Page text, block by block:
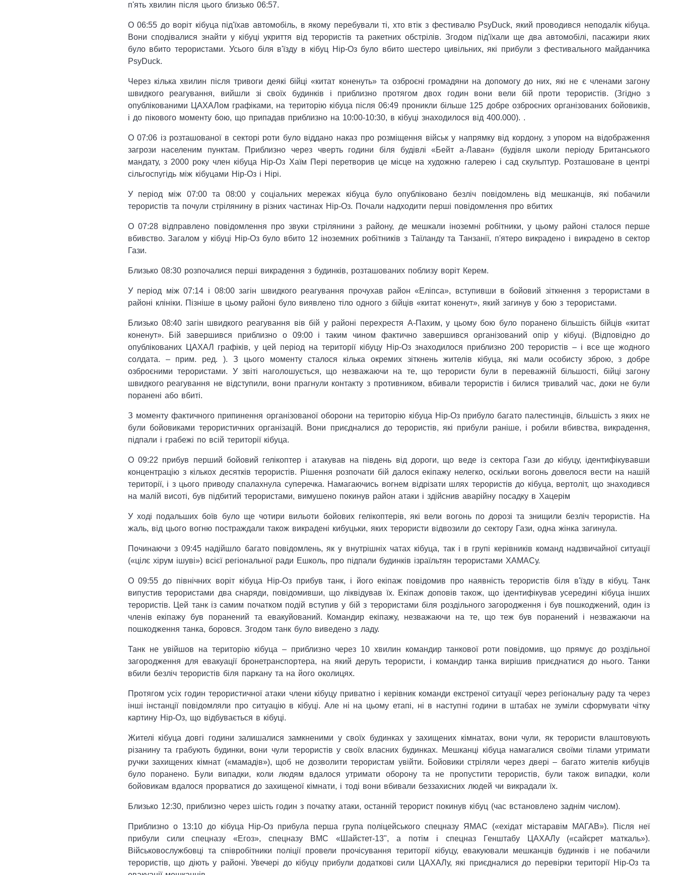
п'ять хвилин після цього близько 06:57.
О 06:55 до воріт кібуца під'їхав автомобіль, в якому перебували ті, хто втік з фестивалю PsyDuck, який проводився неподалік кібуца.
Вони сподівалися знайти у кібуці укриття від терористів та ракетних обстрілів. Згодом під'їхали ще два автомобілі, пасажири яких
було вбито терористами. Усього біля в'їзду в кібуц Нір-Оз було вбито шестеро цивільних, які прибули з фестивального майданчика
PsyDuck.
Через кілька хвилин після тривоги деякі бійці «китат коненуть» та озброєні громадяни на допомогу до них, які не є членами загону
швидкого реагування, вийшли зі своїх будинків і приблизно протягом двох годин вони вели бій проти терористів. (Згідно з
опублікованими ЦАХАЛом графіками, на територію кібуца після 06:49 проникли більше 125 добре озброєних організованих бойовиків,
і до пікового моменту бою, що припадав приблизно на 10:00-10:30, в кібуці знаходилося від 400.000). .
О 07:06 із розташованої в секторі роти було віддано наказ про розміщення військ у напрямку від кордону, з упором на відображення
загрози населеним пунктам. Приблизно через чверть години біля будівлі «Бейт а-Лаван» (будівля школи періоду Британського
мандату, з 2000 року член кібуца Нір-Оз Хаїм Пері перетворив це місце на художню галерею і сад скульптур. Розташоване в центрі
сільгоспугідь між кібуцами Нір-Оз і Нірі.
У період між 07:00 та 08:00 у соціальних мережах кібуца було опубліковано безліч повідомлень від мешканців, які побачили
терористів та почули стрілянину в різних частинах Нір-Оз. Почали надходити перші повідомлення про вбитих
О 07:28 відправлено повідомлення про звуки стрілянини з району, де мешкали іноземні робітники, у цьому районі сталося перше
вбивство. Загалом у кібуці Нір-Оз було вбито 12 іноземних робітників з Таїланду та Танзанії, п'ятеро викрадено і викрадено в сектор
Гази.
Близько 08:30 розпочалися перші викрадення з будинків, розташованих поблизу воріт Керем.
У період між 07:14 і 08:00 загін швидкого реагування прочухав район «Еліпса», вступивши в бойовий зіткнення з терористами в
районі клініки. Пізніше в цьому районі було виявлено тіло одного з бійців «китат коненут», який загинув у бою з терористами.
Близько 08:40 загін швидкого реагування вів бій у районі перехрестя А-Пахим, у цьому бою було поранено більшість бійців «китат
коненут». Бій завершився приблизно о 09:00 і таким чином фактично завершився організований опір у кібуці. (Відповідно до
опублікованих ЦАХАЛ графіків, у цей період на території кібуцу Нір-Оз знаходилося приблизно 200 терористів – і все ще жодного
солдата. – прим. ред. ). З цього моменту сталося кілька окремих зіткнень жителів кібуца, які мали особисту зброю, з добре
озброєними терористами. У звіті наголошується, що незважаючи на те, що терористи були в переважній більшості, бійці загону
швидкого реагування не відступили, вони прагнули контакту з противником, вбивали терористів і билися тривалий час, доки не були
поранені або вбиті.
З моменту фактичного припинення організованої оборони на територію кібуца Нір-Оз прибуло багато палестинців, більшість з яких не
були бойовиками терористичних організацій. Вони приєдналися до терористів, які прибули раніше, і робили вбивства, викрадення,
підпали і грабежі по всій території кібуца.
О 09:22 прибув перший бойовий гелікоптер і атакував на південь від дороги, що веде із сектора Гази до кібуцу, ідентифікувавши
концентрацію з кількох десятків терористів. Рішення розпочати бій далося екіпажу нелегко, оскільки вогонь довелося вести на нашій
території, і з цього приводу спалахнула суперечка. Намагаючись вогнем відрізати шлях терористів до кібуца, вертоліт, що знаходився
на малій висоті, був підбитий терористами, вимушено покинув район атаки і здійснив аварійну посадку в Хацерім
У ході подальших боїв було ще чотири вильоти бойових гелікоптерів, які вели вогонь по дорозі та знищили безліч терористів. На
жаль, від цього вогню постраждали також викрадені кибуцьки, яких терористи відвозили до сектору Гази, одна жінка загинула.
Починаючи з 09:45 надійшло багато повідомлень, як у внутрішніх чатах кібуца, так і в групі керівників команд надзвичайної ситуації
(«цілє хірум ішуві») всієї регіональної ради Ешколь, про підпали будинків ізраїльтян терористами ХАМАСу.
О 09:55 до північних воріт кібуца Нір-Оз прибув танк, і його екіпаж повідомив про наявність терористів біля в'їзду в кібуц. Танк
випустив терористами два снаряди, повідомивши, що ліквідував їх. Екіпаж доповів також, що ідентифікував усередині кібуца інших
терористів. Цей танк із самим початком подій вступив у бій з терористами біля роздільного загородження і був пошкоджений, один із
членів екіпажу був поранений та евакуйований. Командир екіпажу, незважаючи на те, що теж був поранений і незважаючи на
пошкодження танка, боровся. Згодом танк було виведено з ладу.
Танк не увійшов на територію кібуца – приблизно через 10 хвилин командир танкової роти повідомив, що прямує до роздільної
загородження для евакуації бронетранспортера, на який деруть терористи, і командир танка вирішив приєднатися до нього. Танки
вбили безліч терористів біля паркану та на його околицях.
Протягом усіх годин терористичної атаки члени кібуцу приватно і керівник команди екстреної ситуації через регіональну раду та через
інші інстанції повідомляли про ситуацію в кібуці. Але ні на цьому етапі, ні в наступні години в штабах не зуміли сформувати чітку
картину Нір-Оз, що відбувається в кібуці.
Жителі кібуца довгі години залишалися замкненими у своїх будинках у захищених кімнатах, вони чули, як терористи влаштовують
різанину та грабують будинки, вони чули терористів у своїх власних будинках. Мешканці кібуца намагалися своїми тілами утримати
ручки захищених кімнат («мамадів»), щоб не дозволити терористам увійти. Бойовики стріляли через двері – багато жителів кибуців
було поранено. Були випадки, коли людям вдалося утримати оборону та не пропустити терористів, були також випадки, коли
бойовикам вдалося прорватися до захищеної кімнати, і тоді вони вбивали беззахисних людей чи викрадали їх.
Близько 12:30, приблизно через шість годин з початку атаки, останній терорист покинув кібуц (час встановлено заднім числом).
Приблизно о 13:10 до кібуца Нір-Оз прибула перша група поліцейського спецназу ЯМАС («ехідат містаравім МАГАВ»). Після неї
прибули сили спецназу «Егоз», спецназу ВМС «Шайєтет-13", а потім і спецназ Генштабу ЦАХАЛу («сайєрет маткаль»).
Військовослужбовці та співробітники поліції провели прочісування території кібуцу, евакуювали мешканців будинків і не побачили
терористів, що діють у районі. Увечері до кібуцу прибули додаткові сили ЦАХАЛу, які приєдналися до перевірки території Нір-Оз та